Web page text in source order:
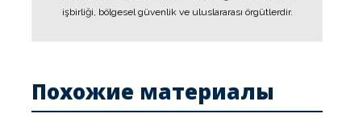
işbirliği, bölgesel güvenlik ve uluslararası örgütlerdir.
Похожие материалы